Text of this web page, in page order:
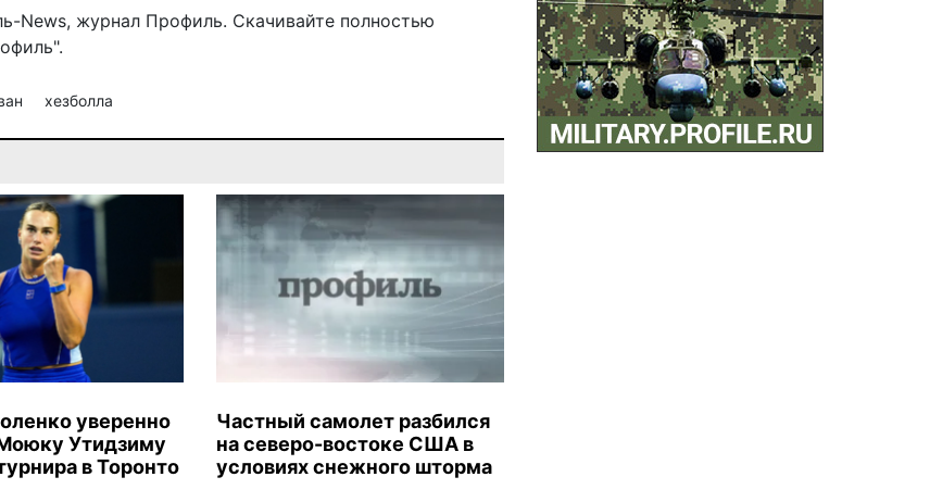
News, журнал Профиль. Скачивайте полностью
хезболла
уверенно
Утидзиму
в Торонто
Частный самолет разбился
на северо-востоке США в
условиях снежного шторма